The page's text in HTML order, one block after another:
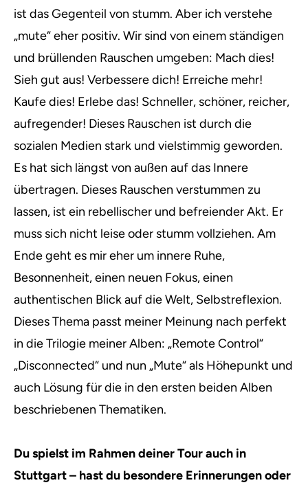
ist das Gegenteil von stumm. Aber ich verstehe
„mute“ eher positiv. Wir sind von einem ständigen
und brüllenden Rauschen umgeben: Mach dies!
Sieh gut aus! Verbessere dich! Erreiche mehr!
Kaufe dies! Erlebe das! Schneller, schöner, reicher,
aufregender! Dieses Rauschen ist durch die
sozialen Medien stark und vielstimmig geworden.
Es hat sich längst von außen auf das Innere
übertragen. Dieses Rauschen verstummen zu
lassen, ist ein rebellischer und befreiender Akt. Er
muss sich nicht leise oder stumm vollziehen. Am
Ende geht es mir eher um innere Ruhe,
Besonnenheit, einen neuen Fokus, einen
authentischen Blick auf die Welt, Selbstreflexion.
Dieses Thema passt meiner Meinung nach perfekt
in die Trilogie meiner Alben: „Remote Control“
„Disconnected“ und nun „Mute“ als Höhepunkt und
auch Lösung für die in den ersten beiden Alben
beschriebenen Thematiken.
Du spielst im Rahmen deiner Tour auch in
Stuttgart – hast du besondere Erinnerungen oder